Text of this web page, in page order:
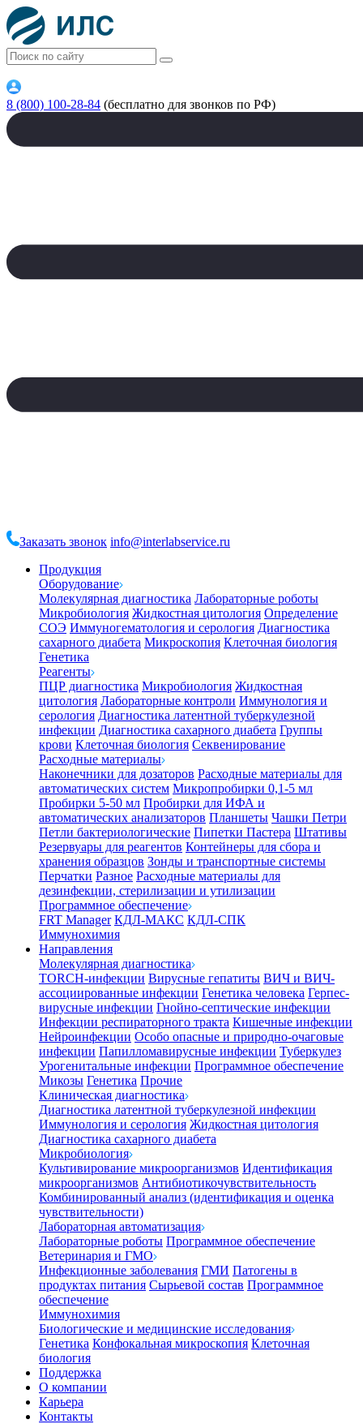
8 (800) 100-28-84 (бесплатно для звонков по РФ)
Заказать звонок info@interlabservice.ru
Продукция
Оборудование
Молекулярная диагностика Лабораторные роботы
Микробиология Жидкостная цитология Определение
СОЭ Иммуногематология и серология Диагностика
сахарного диабета Микроскопия Клеточная биология
Генетика
Реагенты
ПЦР диагностика Микробиология Жидкостная
цитология Лабораторные контроли Иммунология и
серология Диагностика латентной туберкулезной
инфекции Диагностика сахарного диабета Группы
крови Клеточная биология Секвенирование
Расходные материалы
Наконечники для дозаторов Расходные материалы для
автоматических систем Микропробирки 0,1-5 мл
Пробирки 5-50 мл Пробирки для ИФА и
автоматических анализаторов Планшеты Чашки Петри
Петли бактериологические Пипетки Пастера Штативы
Резервуары для реагентов Контейнеры для сбора и
хранения образцов Зонды и транспортные системы
Перчатки Разное Расходные материалы для
дезинфекции, стерилизации и утилизации
Программное обеспечение
FRT Manager КДЛ-МАКС КДЛ-СПК
Иммунохимия
Направления
Молекулярная диагностика
TORCH-инфекции Вирусные гепатиты ВИЧ и ВИЧ-
ассоциированные инфекции Генетика человека Герпес-
вирусные инфекции Гнойно-септические инфекции
Инфекции респираторного тракта Кишечные инфекции
Нейроинфекции Особо опасные и природно-очаговые
инфекции Папилломавирусные инфекции Туберкулез
Урогенитальные инфекции Программное обеспечение
Микозы Генетика Прочие
Клиническая диагностика
Диагностика латентной туберкулезной инфекции
Иммунология и серология Жидкостная цитология
Диагностика сахарного диабета
Микробиология
Культивирование микроорганизмов Идентификация
микроорганизмов Антибиотикочувствительность
Комбинированный анализ (идентификация и оценка
чувствительности)
Лабораторная автоматизация
Лабораторные роботы Программное обеспечение
Ветеринария и ГМО
Инфекционные заболевания ГМИ Патогены в
продуктах питания Сырьевой состав Программное
обеспечение
Иммунохимия
Биологические и медицинские исследования
Генетика Конфокальная микроскопия Клеточная
биология
Поддержка
О компании
Карьера
Контакты